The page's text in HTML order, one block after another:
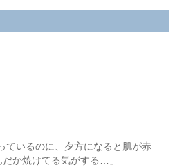
ているのに、夕方になると肌が赤
か焼けてる気がする…」